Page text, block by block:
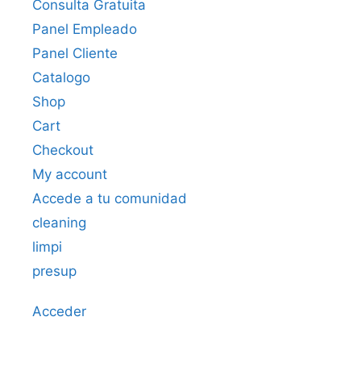
Consulta Gratuita
Panel Empleado
Panel Cliente
Catalogo
Shop
Cart
Checkout
My account
Accede a tu comunidad
cleaning
limpi
presup
Acceder